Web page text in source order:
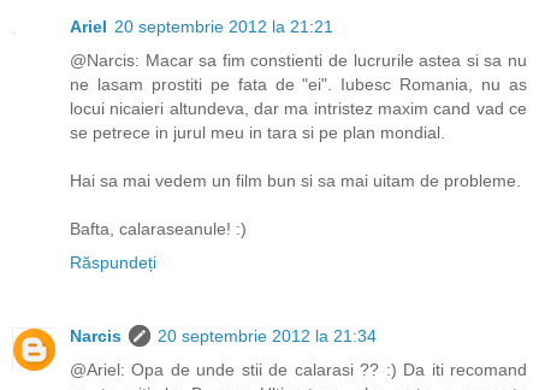
Ariel 20 septembrie 2012 la 21:21
@Narcis: Macar sa fim constienti de lucrurile astea si sa nu
ne lasam prostiti pe fata de "ei". Iubesc Romania, nu as
locui nicaieri altundeva, dar ma intristez maxim cand vad ce
se petrece in jurul meu in tara si pe plan mondial.
Hai sa mai vedem un film bun si sa mai uitam de probleme.
Bafta, calaraseanule! :)
Răspundeți
Narcis
20 septembrie 2012 la 21:34
@Ariel: Opa de unde stii de calarasi ?? :) Da iti recomand